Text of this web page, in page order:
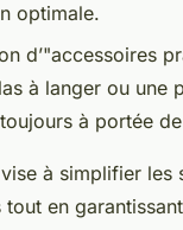
optimale.
d’"accessoires
à langer ou une
à portée
à simplifier les
tout en